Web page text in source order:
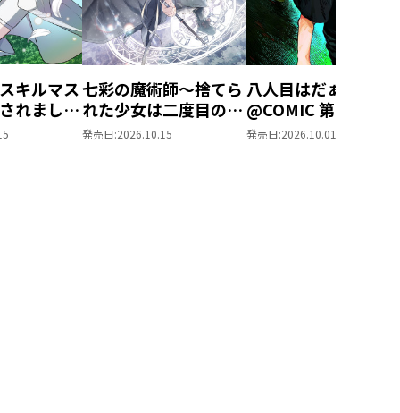
キルマス
れました
創造』で
七彩の魔術師～捨てら
れた少女は二度目の人
生を妖精と歩む～
発売日:2026.10.15
八人目はだぁれ？
@COMIC 第1巻
発売日:2026.10.01